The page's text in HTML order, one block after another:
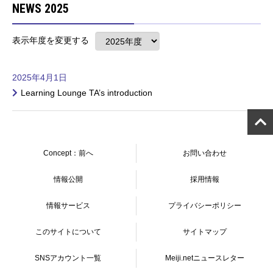
NEWS 2025
表示年度を変更する
2025年4月1日
Learning Lounge TA’s introduction
Concept：前へ お問い合わせ
情報公開 採用情報
情報サービス プライバシーポリシー
このサイトについて サイトマップ
SNSアカウント一覧 Meiji.netニュースレター